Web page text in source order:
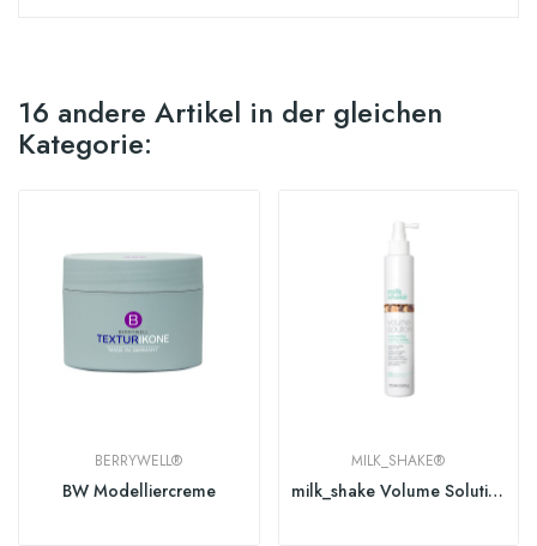
16 andere Artikel in der gleichen
Kategorie:
BERRYWELL®
BW Modelliercreme
MILK_SHAKE®
milk_shake Volume Solution Volumizing Styling...